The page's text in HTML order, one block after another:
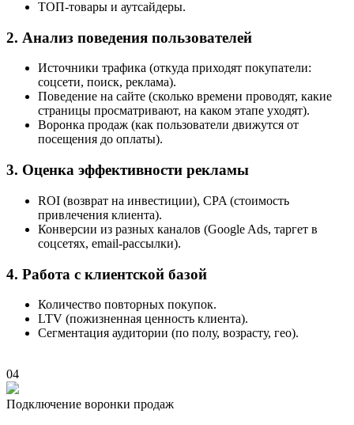
ТОП-товары и аутсайдеры.
2. Анализ поведения пользователей
Источники трафика (откуда приходят покупатели:
соцсети, поиск, реклама).
Поведение на сайте (сколько времени проводят, какие
страницы просматривают, на каком этапе уходят).
Воронка продаж (как пользователи движутся от
посещения до оплаты).
3. Оценка эффективности рекламы
ROI (возврат на инвестиции), CPA (стоимость
привлечения клиента).
Конверсии из разных каналов (Google Ads, таргет в
соцсетях, email-рассылки).
4. Работа с клиентской базой
Количество повторных покупок.
LTV (пожизненная ценность клиента).
Сегментация аудитории (по полу, возрасту, гео).
04
Подключение воронки продаж